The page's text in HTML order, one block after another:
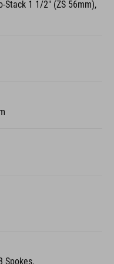
Stack 1 1/2" (ZS 56mm),
Spokes,